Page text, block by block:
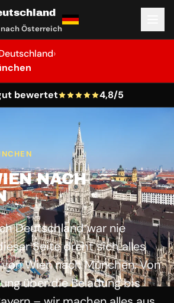
Österreich
›
bewertet 4,8/5
NACH
Deutschland war nie
Seite dreht sich alles
Wien nach München. Von
über die Beladung bis